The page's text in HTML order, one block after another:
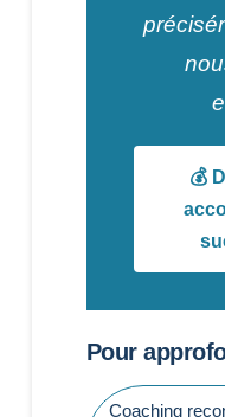
💰
Pour
Coaching